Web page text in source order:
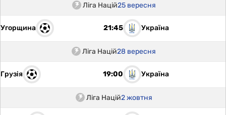
Ліга Націй25 вересня
Угорщина 21:45 Україна
Ліга Націй28 вересня
Грузія 19:00 Україна
Ліга Націй2 жовтня